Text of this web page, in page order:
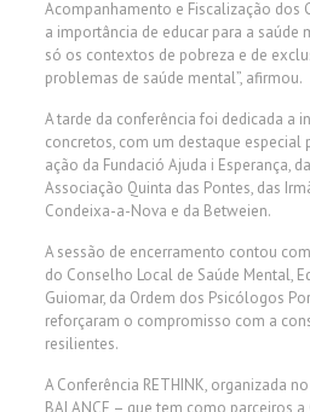
Acompanhamento e Fiscalização dos
a importância de educar para a saúde
só os contextos de pobreza e de
problemas de saúde mental”, afirmou.
A tarde da conferência foi dedicada a
concretos, com um destaque especial
ação da Fundació Ajuda i Esperança,
Associação Quinta das Pontes, das
Condeixa-a-Nova e da Betweien.
A sessão de encerramento contou
do Conselho Local de Saúde Mental,
Guiomar, da Ordem dos Psicólogos
reforçaram o compromisso com a
resilientes.
A Conferência RETHINK, organizada